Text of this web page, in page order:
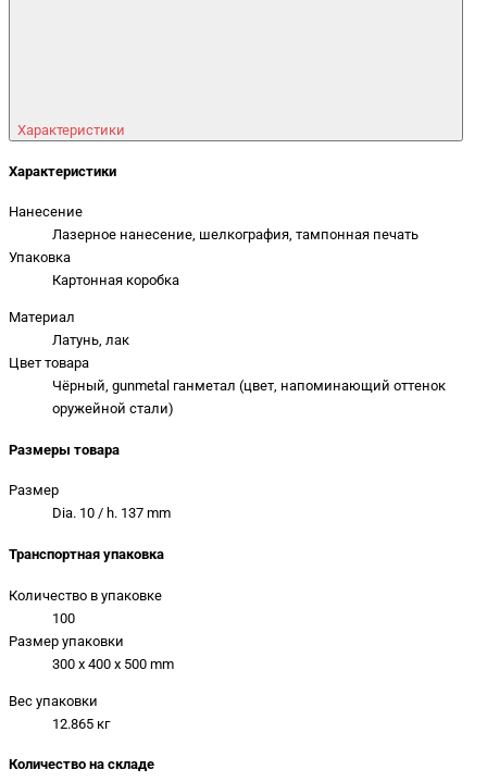
Характеристики
Характеристики
Нанесение
Лазерное нанесение, шелкография, тампонная печать
Упаковка
Картонная коробка
Материал
Латунь, лак
Цвет товара
Чёрный, gunmetal ганметал (цвет, напоминающий оттенок
оружейной стали)
Размеры товара
Размер
Dia. 10 / h. 137 mm
Транспортная упаковка
Количество в упаковке
100
Размер упаковки
300 x 400 x 500 mm
Вес упаковки
12.865 кг
Количество на складе